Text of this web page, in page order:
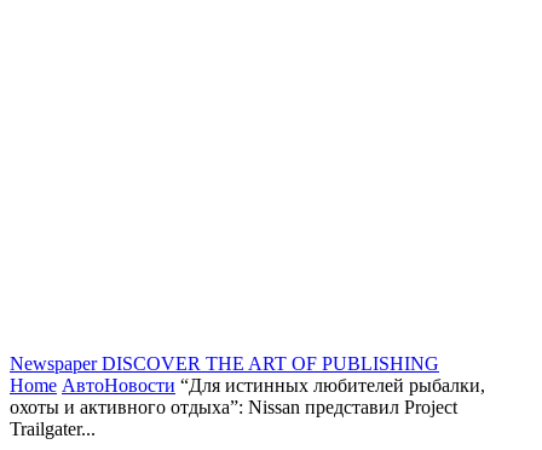
Newspaper DISCOVER THE ART OF PUBLISHING
Home АвтоНовости “Для истинных любителей рыбалки,
охоты и активного отдыха”: Nissan представил Project
Trailgater...